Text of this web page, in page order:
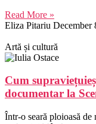
Read More »
Eliza Pitariu December
Artă și cultură
Cum
documentar la
Într-o seară ploioasă